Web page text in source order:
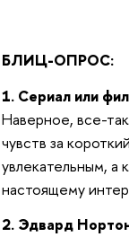
БЛИЦ-ОПРОС:
1. Сериал или
Наверное, все-
чувств за
увлекательным, а
настоящему
2. Эдвард